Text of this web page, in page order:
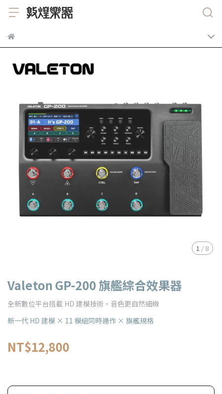
1 / 8
Valeton GP-200 旗艦綜合效果器
全新數位平台搭載 HD 建模技術，音色更自然細緻
新一代 HD 建模 × 11 模組同時運作 × 旗艦規格
NT$12,800